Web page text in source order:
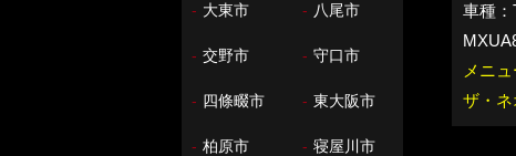
車種
メニ
ザ・ネ
- 大東市 - 八尾市
- 交野市 - 守口市
- 四條畷市 - 東大阪市
- 柏原市 - 寝屋川市